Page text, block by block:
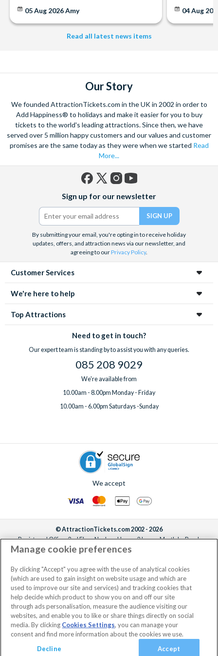
05 Aug 2026Amy 04 Aug
Read all latest news items
Our Story
We founded AttractionTickets.com in the UK in 2002 in order to
Add Happiness® to holidays and make it easier for you to buy
tickets to the world's leading attractions. Since then, we have
served over 5 million happy customers and our values and customer
promises are the same today as they were when we started Read
More...
(formerly
Twitter)
Sign up for our newsletter
By submitting your email, you're opting in to receive holiday
updates, offers, and attraction news via our newsletter, and
agreeing to ourPrivacy Policy.
Customer Services
We're here to help
Top Attractions
Need to get in touch?
Our expert team is standing by to assist you with any queries.
085 208 9029
We're available from
10.00am - 8.00pm Monday - Friday
10.00am - 6.00pm Saturdays -Sunday
We accept
© AttractionTickets.com 2002 - 2026
Registered Office: 2nd Floor Nucleus House, 2 Lower Mortlake Road,
Richmond, United Kingdom, TW9 2JA.
the owners of UK Trademark Registration Nos. 3427114 and 3427117.
Registered in England with registered number 4390984 and VAT Number
795922965.
Manage cookie preferences
By clicking "Accept" you agree with the use of analytical cookies
(which are used to gain insight on website usage and which are
used to improve our site and services) and tracking cookies that
help decide which product to show you on and off our site
through ads personalisation, measure the audience visiting our
websites, and enable you to like or share things directly on social
media. By clicking Cookies Settings, you can manage your
consent and find more information about the cookies we use.
Decline
Accept